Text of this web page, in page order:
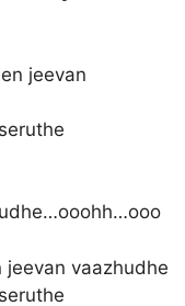
jeevan
jeevan vaazhudhe